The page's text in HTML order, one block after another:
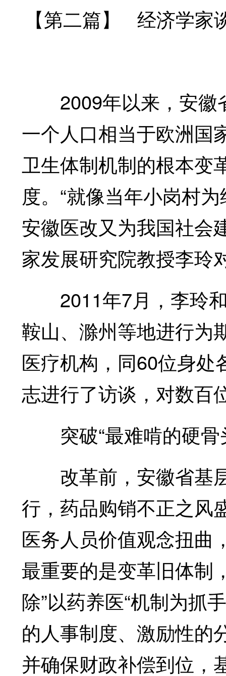
【第二篇】 经济学家
2009年以来，安徽
一个人口相当于欧洲国
卫生体制机制的根本变
度。“就像当年小岗村
安徽医改又为我国社会
家发展研究院教授李玲
2011年7月，李玲和
鞍山、滁州等地进行为
医疗机构，同60位身处
志进行了访谈，对数百
突破“最难啃的硬骨
改革前，安徽省基
行，药品购销不正之风
医务人员价值观念扭曲
最重要的是变革旧体制
除”以药养医“机制为抓
的人事制度、激励性的
并确保财政补偿到位，